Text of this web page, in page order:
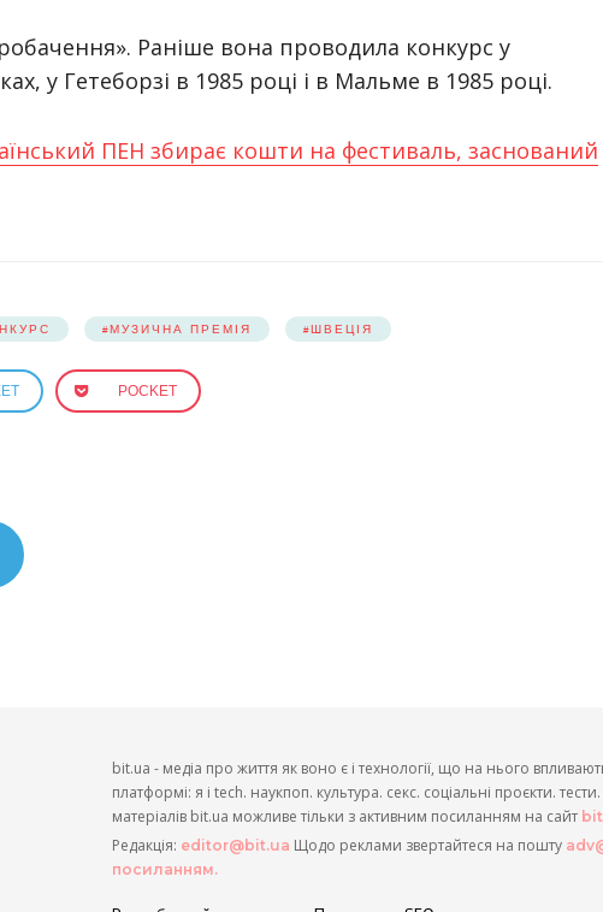
Раніше вона проводила конкурс у
у Гетеборзі в 1985 році і в Мальме в 1985 році.
ПЕН збирає кошти на фестиваль, заснований
МУЗИЧНА ПРЕМІЯ ШВЕЦІЯ
POCKET
bit.ua - медіа про життя як воно є і технології, що на нього
платформі: я і tech. наукпоп. культура. секс. соціальні проєкти.
матеріалів bit.ua можливе тільки з активним посиланням на сайт
Редакція: editor@bit.ua Щодо реклами звертайтеся на пошту
посиланням.